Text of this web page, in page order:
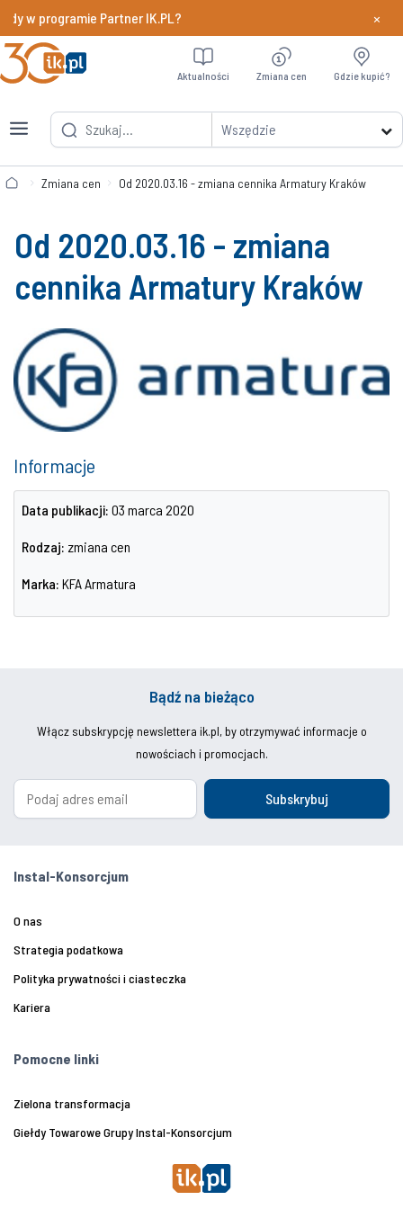
w programie Partner IK.PL? Dowiedz
×
Wszędzie
Aktualności Zmiana cen Gdzie kupić?
Zmiana cen Od 2020.03.16 - zmiana cennika Armatury Kraków
Od 2020.03.16 - zmiana
cennika Armatury Kraków
Informacje
Data publikacji: 03 marca 2020
Rodzaj: zmiana cen
Marka: KFA Armatura
Bądź na bieżąco
Włącz subskrypcję newslettera ik.pl, by otrzymywać informacje o
nowościach i promocjach.
Subskrybuj
Instal-Konsorcjum
O nas
Strategia podatkowa
Polityka prywatności i ciasteczka
Kariera
Pomocne linki
Zielona transformacja
Giełdy Towarowe Grupy Instal-Konsorcjum